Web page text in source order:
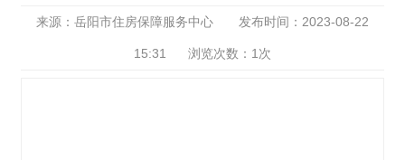
来源：岳阳市住房保障服务中心 发布时间：2023-08-22
15:31 浏览次数： 1 次